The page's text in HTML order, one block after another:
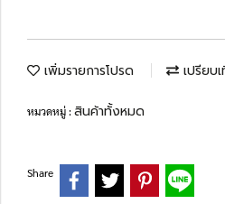
เพิ่มรายการโปรด เปรียบ
หมวดหมู่ :สินค้าทั้งหมด
Share